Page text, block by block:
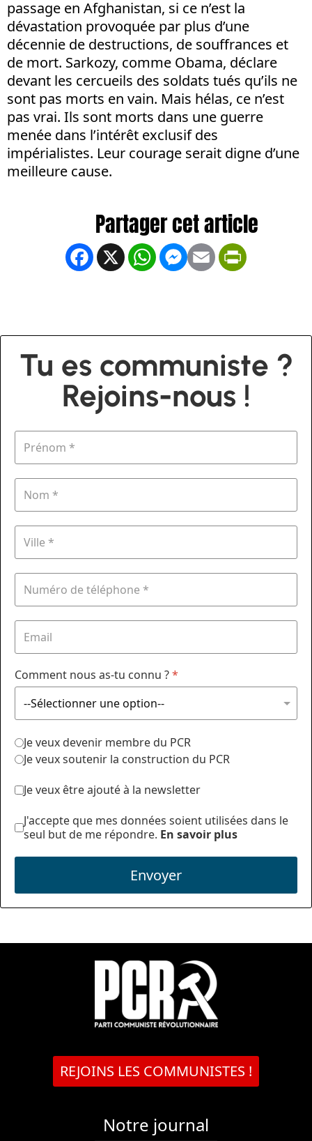
passage en Afghanistan, si ce n’est la
dévastation provoquée par plus d’une
décennie de destructions, de souffrances et
de mort. Sarkozy, comme Obama, déclare
devant les cercueils des soldats tués qu’ils ne
sont pas morts en vain. Mais hélas, ce n’est
pas vrai. Ils sont morts dans une guerre
menée dans l’intérêt exclusif des
impérialistes. Leur courage serait digne d’une
meilleure cause.
Facebook
X WhatsApp
Messenger
Email
Tu es communiste ?
Rejoins-nous !
Comment nous as-tu connu ?*
Je veux devenir membre du PCR
Je veux soutenir la construction du PCR
Je veux être ajouté à la newsletter
J'accepte que mes données soient utilisées dans le
seul but de me répondre. En savoir plus
Envoyer
REJOINS LES COMMUNISTES !
Notre journal